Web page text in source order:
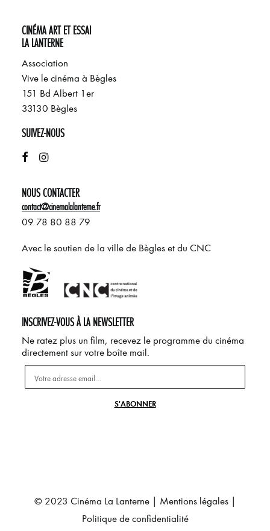
CINÉMA ART ET ESSAI
LA LANTERNE
Association
Vive le cinéma à Bègles
151 Bd Albert 1er
33130 Bègles
SUIVEZ-NOUS
NOUS CONTACTER
contact@cinemalalanterne.fr
09 78 80 88 79
Avec le soutien de la ville de Bègles et du CNC
INSCRIVEZ-VOUS À LA NEWSLETTER
Ne ratez plus un film, recevez le programme du cinéma
directement sur votre boîte mail.
© 2023 Cinéma La Lanterne | Mentions légales|
Politique de confidentialité